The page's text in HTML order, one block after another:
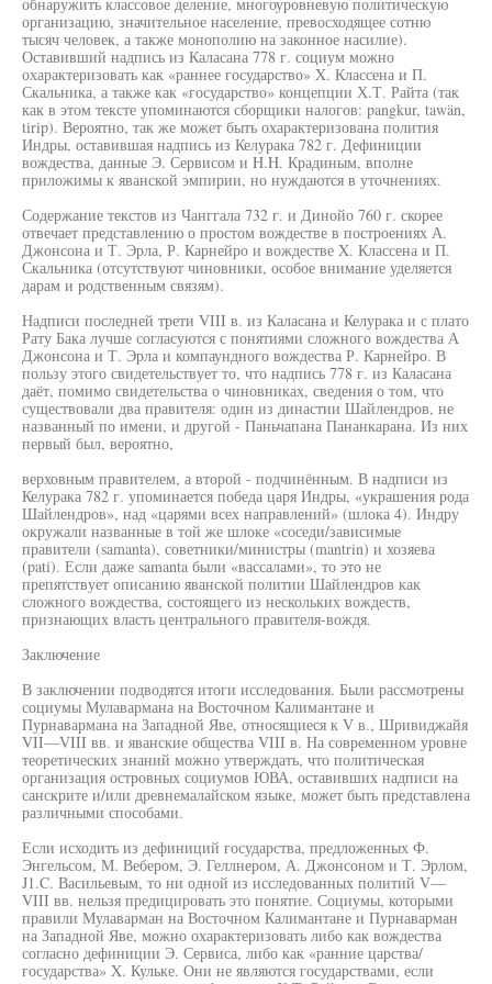
организацию, значительное население, превосходящее сотню
тысяч человек, а также монополию на законное насилие).
Оставивший надпись из Каласана 778 г. социум можно
охарактеризовать как «раннее государство» X. Классена и П.
Скальника, а также как «государство» концепции Х.Т. Райта (так
как в этом тексте упоминаются сборщики налогов: pangkur, tawän,
tirip). Вероятно, так же может быть охарактеризована полития
Индры, оставившая надпись из Келурака 782 г. Дефиниции
вождества, данные Э. Сервисом и H.H. Крадиным, вполне
приложимы к яванской эмпирии, но нуждаются в уточнениях.
Содержание текстов из Чанггала 732 г. и Динойо 760 г. скорее
отвечает представлению о простом вождестве в построениях А.
Джонсона и Т. Эрла, Р. Карнейро и вождестве X. Классена и П.
Скальника (отсутствуют чиновники, особое внимание уделяется
дарам и родственным связям).
Надписи последней трети VIII в. из Каласана и Келурака и с плато
Рату Бака лучше согласуются с понятиями сложного вождества А
Джонсона и Т. Эрла и компаундного вождества Р. Карнейро. В
пользу этого свидетельствует то, что надпись 778 г. из Каласана
даёт, помимо свидетельства о чиновниках, сведения о том, что
существовали два правителя: один из династии Шайлендров, не
названный по имени, и другой - Паньчапана Пананкарана. Из них
первый был, вероятно,
верховным правителем, а второй - подчинённым. В надписи из
Келурака 782 г. упоминается победа царя Индры, «украшения рода
Шайлендров», над «царями всех направлений» (шлока 4). Индру
окружали названные в той же шлоке «соседи/зависимые
правители (samanta), советники/министры (mantrin) и хозяева
(pati). Если даже samanta были «вассалами», то это не
препятствует описанию яванской политии Шайлендров как
сложного вождества, состоящего из нескольких вождеств,
признающих власть центрального правителя-вождя.
Заключение
В заключении подводятся итоги исследования. Были рассмотрены
социумы Мулавармана на Восточном Калимантане и
Пурнавармана на Западной Яве, относящиеся к V в., Шривиджайя
VII—VIII вв. и яванские общества VIII в. На современном уровне
теоретических знаний можно утверждать, что политическая
организация островных социумов ЮВА, оставивших надписи на
санскрите и/или древнемалайском языке, может быть представлена
различными способами.
Если исходить из дефиниций государства, предложенных Ф.
Энгельсом, М. Вебером, Э. Геллнером, А. Джонсоном и Т. Эрлом,
J1.C. Васильевым, то ни одной из исследованных политий V—
VIII вв. нельзя предицировать это понятие. Социумы, которыми
правили Мулаварман на Восточном Калимантане и Пурнаварман
на Западной Яве, можно охарактеризовать либо как вождества
согласно дефиниции Э. Сервиса, либо как «ранние царства/
государства» X. Кульке. Они не являются государствами, если